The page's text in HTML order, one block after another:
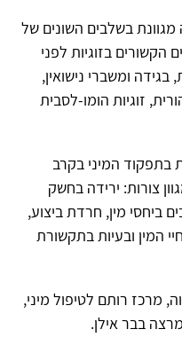
בשלבים השונים של
בזוגיות לפני
בגידה ומשברי נישואין,
זוגיות הומו-לסבית
בתפקוד המיני בקרב
צורות: ירידה בחשק
ביחסי מין, חרדת ביצוע,
המין ובעיות בתקשורת
מרכז רותם לטיפול מיני,
בבר אילן.